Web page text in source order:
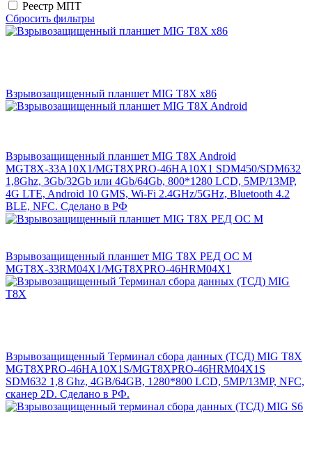
Реестр МПТ
Сбросить фильтры
Взрывозащищенный планшет MIG T8X x86
Взрывозащищенный планшет MIG T8X Android
MGT8X-33A10X1/MGT8XPRO-46HA10X1 SDM450/SDM632
1,8Ghz, 3Gb/32Gb или 4Gb/64Gb, 800*1280 LCD, 5MP/13MP,
4G LTE, Android 10 GMS, Wi-Fi 2.4GHz/5GHz, Bluetooth 4.2
BLE, NFC. Сделано в РФ
Взрывозащищенный планшет MIG T8X РЕД ОС М
MGT8X-33RM04X1/MGT8XPRO-46HRM04X1
Взрывозащищенный Терминал сбора данных (ТСД) MIG T8X
MGT8XPRO-46HA10X1S/MGT8XPRO-46HRM04X1S
SDM632 1,8 Ghz, 4GB/64GB, 1280*800 LCD, 5MP/13MP, NFC,
сканер 2D. Сделано в РФ.